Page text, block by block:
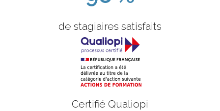
de stagiaires satisfaits
Certifié Qualiopi